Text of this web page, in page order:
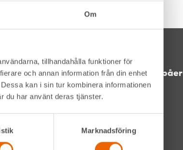
Om
tillhandahålla funktioner för
och annan information från din enhet
kan i sin tur kombinera informationen
du har använt deras tjänster.
Marknadsföring
Navigation
Våra depåer
Jobba hos oss
Om HLL
Hållbarhet
Våra depåer
kvällsöppet
Borgholm